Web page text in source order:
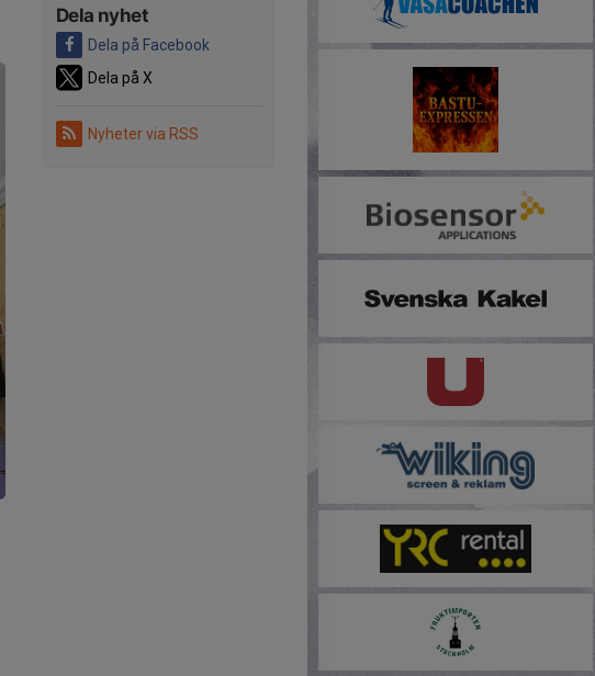
Dela nyhet
Dela på Facebook
Dela på X
Nyheter via RSS